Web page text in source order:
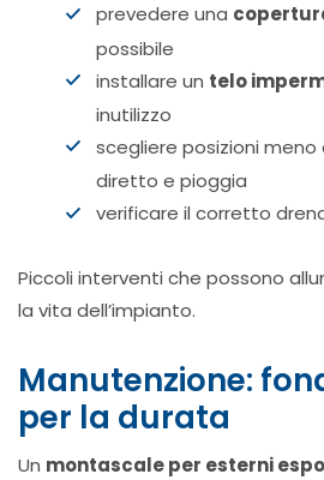
prevedere una
possibile
installare un telo
inutilizzo
scegliere posizioni
diretto e pioggia
verificare il corretto
Piccoli interventi che possono
la vita dell’impianto.
Manutenzione:
per la durata
Un montascale per esterni